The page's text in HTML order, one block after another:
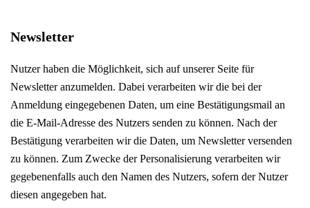
Newsletter
Nutzer haben die Möglichkeit, sich auf unserer Seite für
Newsletter anzumelden. Dabei verarbeiten wir die bei der
Anmeldung eingegebenen Daten, um eine Bestätigungsmail an
die E-Mail-Adresse des Nutzers senden zu können. Nach der
Bestätigung verarbeiten wir die Daten, um Newsletter versenden
zu können. Zum Zwecke der Personalisierung verarbeiten wir
gegebenenfalls auch den Namen des Nutzers, sofern der Nutzer
diesen angegeben hat.